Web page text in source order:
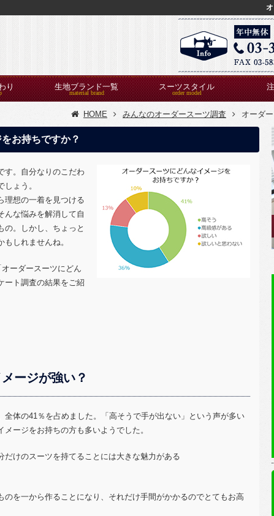
り 生地ブランド一覧 スーツスタイル
HOME みんなのオーダースーツ調査 オーダ
お持ちですか？
す。自分なりのこだわ
ょう。
理想の一着を見つける
んな悩みを解消して自
の。しかし、ちょっと
しれませんね。
ーダースーツにどん
ート調査の結果をご紹
ージが強い？
体の41％を占めました。「高そうで手が出ない」という声が多い
ージをお持ちの方も多いようでした。
けのスーツを持てることには大きな魅力がある
のを一から作ることになり、それだけ手間がかかるのでとてもお高